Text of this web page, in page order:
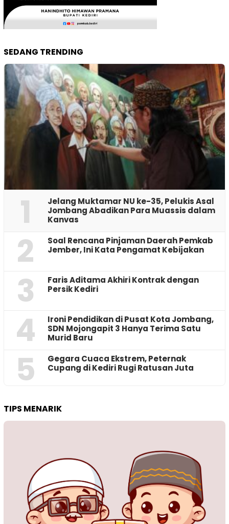
SEDANG TRENDING
1
Jelang Muktamar NU ke-35, Pelukis Asal
Jombang Abadikan Para Muassis dalam
Kanvas
2
‎Soal Rencana Pinjaman Daerah Pemkab
Jember, Ini Kata Pengamat Kebijakan ‎
3
Faris Aditama Akhiri Kontrak dengan
Persik Kediri
4
Ironi Pendidikan di Pusat Kota Jombang,
SDN Mojongapit 3 Hanya Terima Satu
Murid Baru
5
‎Gegara Cuaca Ekstrem, Peternak
Cupang di Kediri Rugi Ratusan Juta
TIPS MENARIK